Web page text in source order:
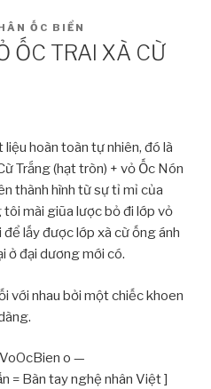
ỐC BIỂN
ỐC TRAI XÀ CỪ
liệu hoàn toàn tự nhiên, đó là
Trắng (hạt tròn) + vỏ Ốc Nón
thành hình từ sự tỉ mỉ của
mài giũa lược bỏ đi lớp vỏ
lấy được lớp xà cừ ống ánh
ở đại dương mới có.
với nhau bởi một chiếc khoen
o —
= Bàn tay nghệ nhân Việt ]